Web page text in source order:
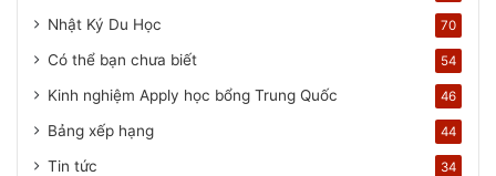
Nhật Ký Du Học 70
Có thể bạn chưa biết 54
Kinh nghiệm Apply học bổng Trung Quốc 46
Bảng xếp hạng 44
Tin tức 34